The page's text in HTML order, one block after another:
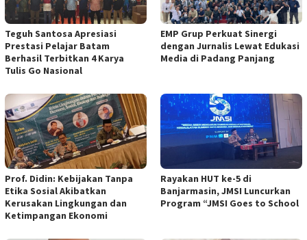
Teguh Santosa Apresiasi
Prestasi Pelajar Batam
Berhasil Terbitkan 4 Karya
Tulis Go Nasional
EMP Grup Perkuat Sinergi
dengan Jurnalis Lewat Edukasi
Media di Padang Panjang
Prof. Didin: Kebijakan Tanpa
Etika Sosial Akibatkan
Kerusakan Lingkungan dan
Ketimpangan Ekonomi
Rayakan HUT ke-5 di
Banjarmasin, JMSI Luncurkan
Program “JMSI Goes to School